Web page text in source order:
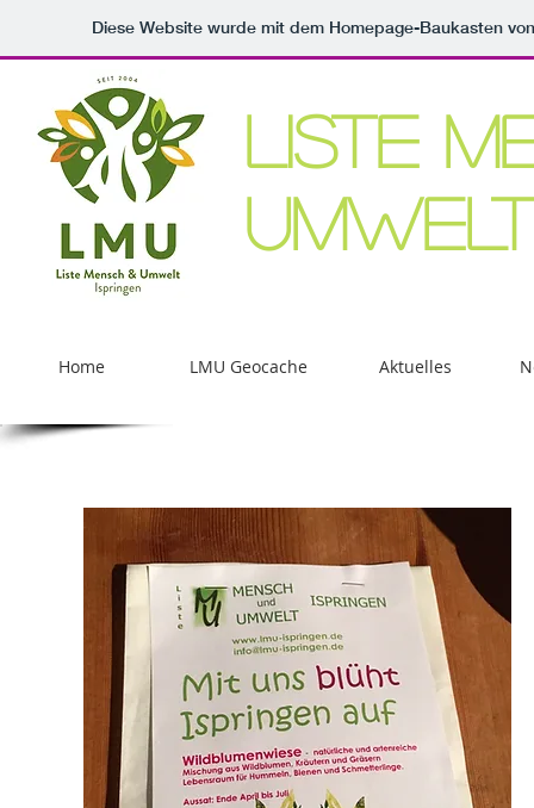
Diese Website wurde mit dem Homepage-Baukasten
LISTE
Home LMU Geocache Aktuelles